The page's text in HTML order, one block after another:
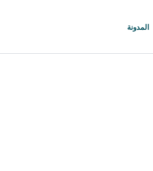
المدونة